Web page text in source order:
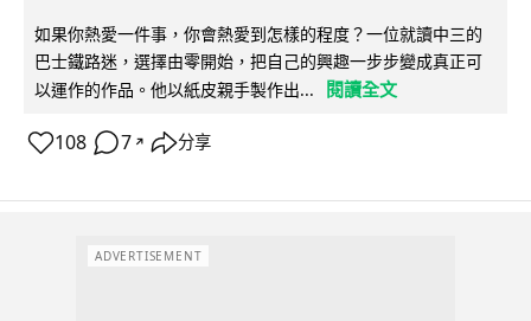
如果你熱愛一件事，你會熱愛到怎樣的程度？一位就讀中三的
巴士鐵路迷，選擇由零開始，把自己的興趣一步步變成真正可
以運作的作品。他以紙皮親手製作出...
閱讀全文
108 7 ↗ 分享
ADVERTISEMENT